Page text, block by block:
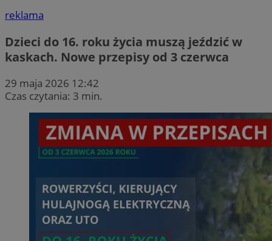
reklama
Dzieci do 16. roku życia muszą jeździć w
kaskach. Nowe przepisy od 3 czerwca
29 maja 2026 12:42
Czas czytania: 3 min.